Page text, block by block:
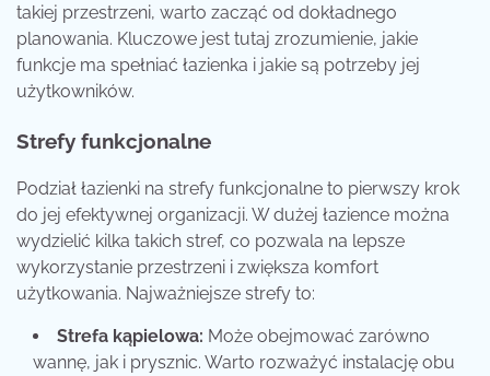
takiej przestrzeni, warto zacząć od dokładnego
planowania. Kluczowe jest tutaj zrozumienie, jakie
funkcje ma spełniać łazienka i jakie są potrzeby jej
użytkowników.
Strefy funkcjonalne
Podział łazienki na strefy funkcjonalne to pierwszy krok
do jej efektywnej organizacji. W dużej łazience można
wydzielić kilka takich stref, co pozwala na lepsze
wykorzystanie przestrzeni i zwiększa komfort
użytkowania. Najważniejsze strefy to:
Strefa kąpielowa: Może obejmować zarówno
wannę, jak i prysznic. Warto rozważyć instalację obu